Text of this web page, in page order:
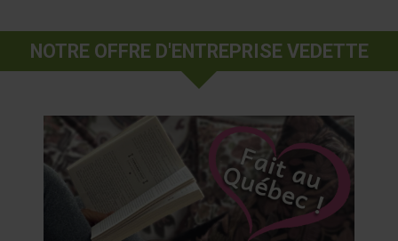
NOTRE OFFRE D'ENTREPRISE VEDETTE